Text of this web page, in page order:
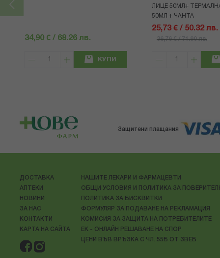
34,90 € / 68.26 лв.
КУПИ
ЛИЦЕ 50МЛ+
50МЛ + ЧАНТА
25,73 € / 50.32 лв.
36,76 € / 71.90 лв.
Защитени плащания
ДОСТАВКА
АПТЕКИ
НОВИНИ
ЗА НАС
КОНТАКТИ
КАРТА НА САЙТА
НАШИТЕ ЛЕКАРИ И ФАРМАЦЕВТИ
ОБЩИ УСЛОВИЯ И ПОЛИТИКА ЗА
ПОЛИТИКА ЗА БИСКВИТКИ
ФОРМУЛЯР ЗА ПОДАВАНЕ НА РЕКЛАМАЦИЯ
КОМИСИЯ ЗА ЗАЩИТА НА ПОТРЕБИТЕЛИТЕ
ЕК - ОНЛАЙН РЕШАВАНЕ НА СПОР
ЦЕНИ ВЪВ ВРЪЗКА С ЧЛ. 55Б ОТ ЗВЕБ